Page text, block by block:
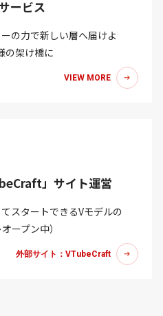
ービス
の力で新しい層へ届けよ
の架け橋に
VIEW MORE
」サイト運営
スタートできるVモデルの
ープン中）
外部サイト：VTubeCraft